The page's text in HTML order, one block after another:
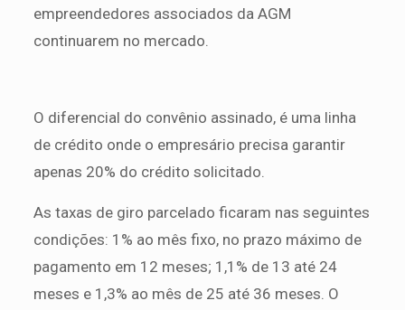
empreendedores associados da AGM
continuarem no mercado.
O diferencial do convênio assinado, é uma linha
de crédito onde o empresário precisa garantir
apenas 20% do crédito solicitado.
As taxas de giro parcelado ficaram nas seguintes
condições: 1% ao mês fixo, no prazo máximo de
pagamento em 12 meses; 1,1% de 13 até 24
meses e 1,3% ao mês de 25 até 36 meses. O